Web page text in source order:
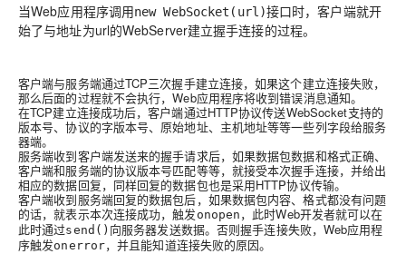
当Web应用程序调用new WebSocket(url)接口时，客户端就开
始了与地址为url的WebServer建立握手连接的过程。
客户端与服务端通过TCP三次握手建立连接，如果这个建立连接失败，
那么后面的过程就不会执行，Web应用程序将收到错误消息通知。
在TCP建立连接成功后，客户端通过HTTP协议传送WebSocket支持的
版本号、协议的字版本号、原始地址、主机地址等等一些列字段给服务
器端。
服务端收到客户端发送来的握手请求后，如果数据包数据和格式正确、
客户端和服务端的协议版本号匹配等等，就接受本次握手连接，并给出
相应的数据回复，同样回复的数据包也是采用HTTP协议传输。
客户端收到服务端回复的数据包后，如果数据包内容、格式都没有问题
的话，就表示本次连接成功，触发 onopen ，此时Web开发者就可以在
此时通过send() 向服务器发送数据。否则握手连接失败，Web应用程
序触发onerror，并且能知道连接失败的原因。